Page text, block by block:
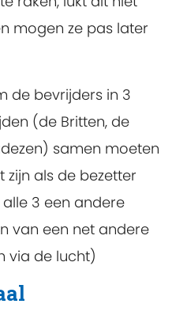
mogen ze pas later
de bevrijders in 3
(de Britten, de
samen moeten
als de bezetter
3 een andere
van een net andere
via de lucht)